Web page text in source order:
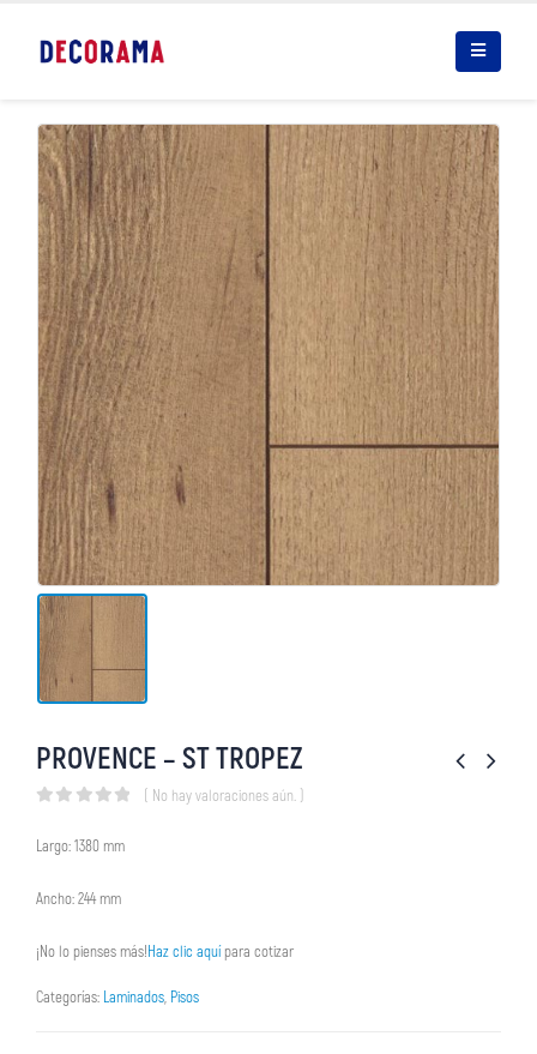
PROVENCE – ST TROPEZ
( No hay valoraciones aún. )
Largo: 1380 mm
Ancho: 244 mm
¡No lo pienses más!Haz clic aquípara cotizar
Categorías: Laminados, Pisos